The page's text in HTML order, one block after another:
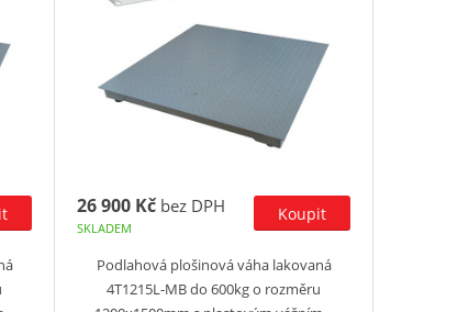
26 900 Kč bez DPH
SKLADEM
Podlahová plošinová váha lakovaná
4T1215L-MB do 600kg o rozměru